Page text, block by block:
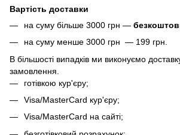
Вартість доставки
на суму більше 3000 грн —
на суму менше 3000 грн — 199 грн.
В більшості випадків ми виконуємо
замовлення.
готівкою кур'єру;
Visa/MasterCard кур'єру;
Visa/MasterCard на сайті;